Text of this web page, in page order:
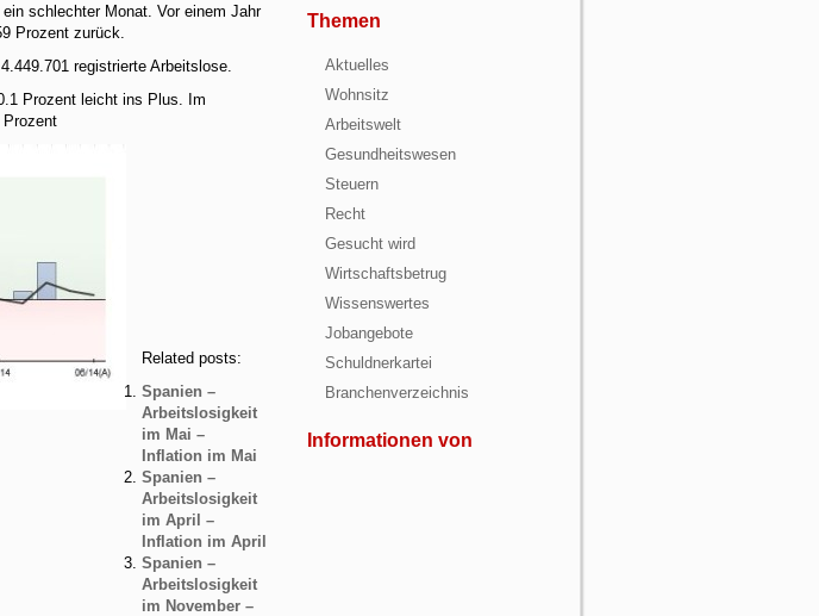
Themen
Aktuelles
Wohnsitz
Arbeitswelt
Gesundheitswesen
Steuern
Recht
Gesucht wird
Wirtschaftsbetrug
Wissenswertes
Jobangebote
Schuldnerkartei
Branchenverzeichnis
Informationen von
schlechter Monat. Vor einem Jahr
Prozent zurück.
registrierte Arbeitslose.
Prozent leicht ins Plus. Im
Prozent
Related posts:
Spanien –
Arbeitslosigkeit
im Mai –
Inflation im Mai
Spanien –
Arbeitslosigkeit
im April –
Inflation im April
Spanien –
Arbeitslosigkeit
im November –